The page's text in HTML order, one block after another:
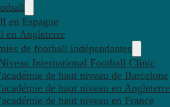
en Espagne
en Angleterre
de football indépendantes
International Football Clinic
de haut niveau de Barcelone
de haut niveau en Angleterre
de haut niveau en France